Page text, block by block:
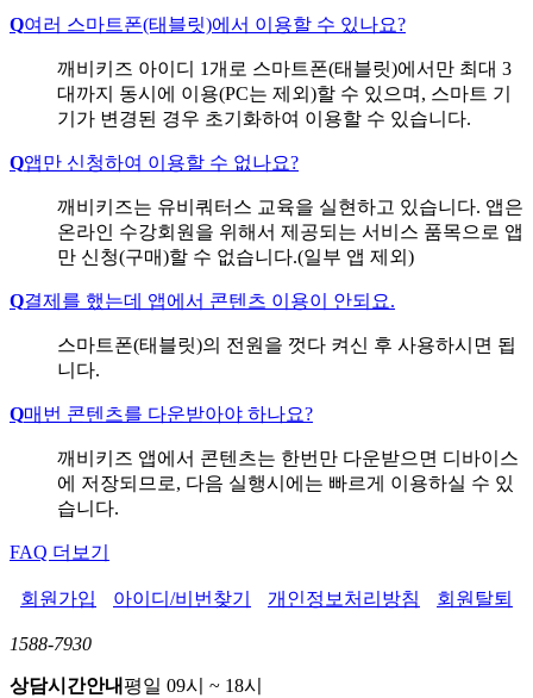
Q여러 스마트폰(태블릿)에서 이용할 수 있나요?
깨비키즈 아이디 1개로 스마트폰(태블릿)에서만 최대 3
대까지 동시에 이용(PC는 제외)할 수 있으며, 스마트 기
기가 변경된 경우 초기화하여 이용할 수 있습니다.
Q앱만 신청하여 이용할 수 없나요?
깨비키즈는 유비쿼터스 교육을 실현하고 있습니다. 앱은
온라인 수강회원을 위해서 제공되는 서비스 품목으로 앱
만 신청(구매)할 수 없습니다.(일부 앱 제외)
Q결제를 했는데 앱에서 콘텐츠 이용이 안되요.
스마트폰(태블릿)의 전원을 껏다 켜신 후 사용하시면 됩
니다.
Q매번 콘텐츠를 다운받아야 하나요?
깨비키즈 앱에서 콘텐츠는 한번만 다운받으면 디바이스
에 저장되므로, 다음 실행시에는 빠르게 이용하실 수 있
습니다.
FAQ 더보기
회원가입 아이디/비번찾기 개인정보처리방침 회원탈퇴
1588-7930
상담시간안내평일 09시 ~ 18시